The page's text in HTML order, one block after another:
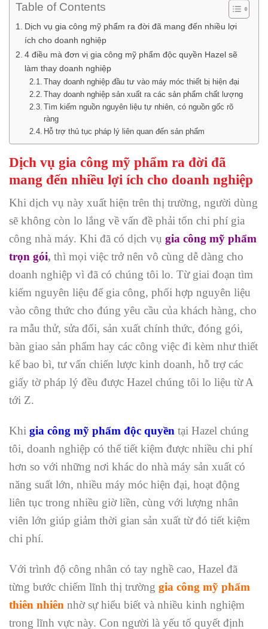
Table of Contents
Dịch vụ gia công mỹ phẩm ra đời đã mang đến nhiều lợi
ích cho doanh nghiệp
4 điều mà đơn vị gia công mỹ phẩm độc quyền Hazel sẽ
làm thay doanh nghiệp
Thay doanh nghiệp đầu tư vào máy móc thiết bị hiện đại
Thay doanh nghiệp sản xuất ra các sản phẩm chất lượng
Tìm kiếm nguồn nguyên liệu tự nhiên, có nguồn gốc rõ
ràng
Hỗ trợ thủ tục pháp lý liên quan đến sản phẩm
Dịch vụ gia công mỹ phẩm ra đời đã
mang đến nhiều lợi ích cho doanh nghiệp
Khi dịch vụ này xuất hiện trên thị trường, người dùng
sẽ không còn lo lắng về vấn đề phải tốn chi phí gia
công nhà máy. Khi đã có dịch vụ gia công mỹ phẩm
trọn gói, thì mọi việc trở nên vô cùng dễ dàng cho
doanh nghiệp vì đã có chúng tôi lo. Từ giai đoạn tìm
kiếm nguyên liệu để gia công, phối hợp nguyên liệu
vào công thức cho đúng yêu cầu của khách hàng, cho
ra mẫu thử, sửa đổi, sản xuất chính thức, đóng gói,
bàn giao sản phẩm hay các công việc đi kèm như thiết
kế bao bì, tư vấn chiến lược kinh doanh, hỗ trợ các
giấy tờ pháp lý đều được Hazel chúng tôi lo liệu từ A
tới Z.
Khi gia công mỹ phẩm độc quyền tại Hazel chúng
tôi, doanh nghiệp có thể tiết kiệm được nhiều chi phí
hơn so với những nơi khác do nhà máy sản xuất có
năng suất lớn, nhiều máy móc hiện đại, hoạt động
liên tục trong nhiều giờ liền, cùng với lượng nhân
viên lớn giúp giảm thời gian sản xuất từ đó tiết kiệm
chi phí.
Với trình độ công nhân có tay nghề cao, Hazel đã
từng bước chiếm lĩnh thị trường gia công mỹ phẩm
thiên nhiên nhờ sự hiểu biết và nhiều kinh nghiệm
trong lĩnh vực này. Con người là yếu tố quyết định